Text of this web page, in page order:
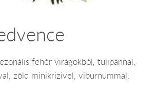
fehér virágokból, tulipánnal,
zöld minikrizivel, viburnummal,